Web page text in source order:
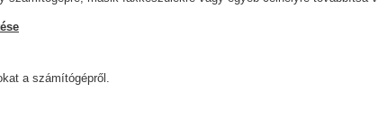
a számítógépről.